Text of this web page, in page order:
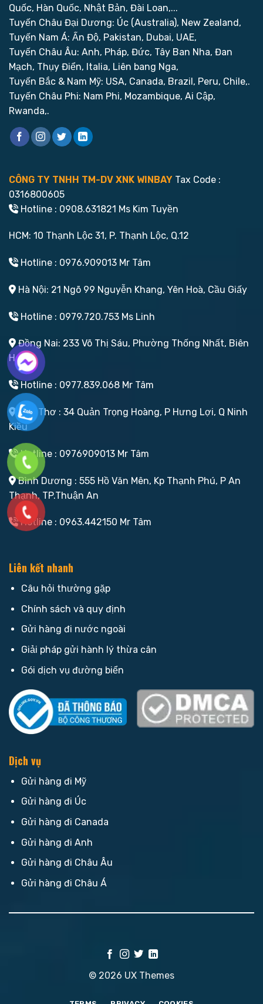
Quốc, Hàn Quốc, Nhật Bản, Đài Loan,...
Tuyến Châu Đại Dương: Úc (Australia), New Zealand,
Tuyến Nam Á: Ấn Độ, Pakistan, Dubai, UAE,
Tuyến Châu Âu: Anh, Pháp, Đức, Tây Ban Nha, Đan
Mạch, Thụy Điển, Italia, Liên bang Nga,
Tuyến Bắc & Nam Mỹ: USA, Canada, Brazil, Peru, Chile,.
Tuyến Châu Phi: Nam Phi, Mozambique, Ai Cập,
Rwanda,.
CÔNG TY TNHH TM-DV XNK WINBAY Tax Code :
0316800605
Hotline : 0908.631821 Ms Kim Tuyền
HCM: 10 Thạnh Lộc 31, P. Thạnh Lộc, Q.12
Hotline : 0976.909013 Mr Tâm
Hà Nội: 21 Ngõ 99 Nguyễn Khang, Yên Hoà, Cầu Giấy
Hotline : 0979.720.753 Ms Linh
Đồng Nai: 233 Võ Thị Sáu, Phường Thống Nhất, Biên
Hoà
Hotline : 0977.839.068 Mr Tâm
Cần Thơ : 34 Quản Trọng Hoàng, P Hưng Lợi, Q Ninh
Kiều
Hotline : 0976909013 Mr Tâm
Bình Dương : 555 Hồ Văn Mên, Kp Thạnh Phú, P An
Thạnh, TP.Thuận An
Hotline : 0963.442150 Mr Tâm
Liên kết nhanh
Câu hỏi thường gặp
Chính sách và quy định
Gửi hàng đi nước ngoài
Giải pháp gửi hành lý thừa cân
Gói dịch vụ đường biển
Dịch vụ
Gửi hàng đi Mỹ
Gửi hàng đi Úc
Gửi hàng đi Canada
Gửi hàng đi Anh
Gửi hàng đi Châu Âu
Gửi hàng đi Châu Á
© 2026 UX Themes